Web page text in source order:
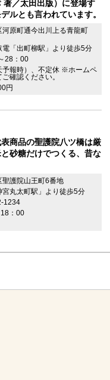
著／太田出版）に登場す
ルとも言われています。
原町通今出川上る青龍町
電「出町柳駅」より徒歩5分
28：00
予報時）、不定休 ※ホームペ
確認ください。
円
商品の聖護院八ツ橋は厳
砂糖だけでつくる、昔な
護院山王町6番地
宮丸太町駅」より徒歩5分
1234
：00